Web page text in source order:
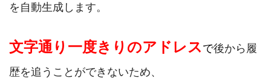
を自動生成します。
文字通り一度きりのアドレス で後から履
歴を追うことができないため、